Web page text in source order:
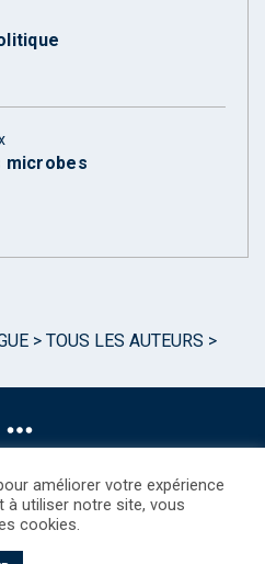
microbes
> TOUS LES AUTEURS >
améliorer votre expérience
à utiliser notre site, vous
cookies.